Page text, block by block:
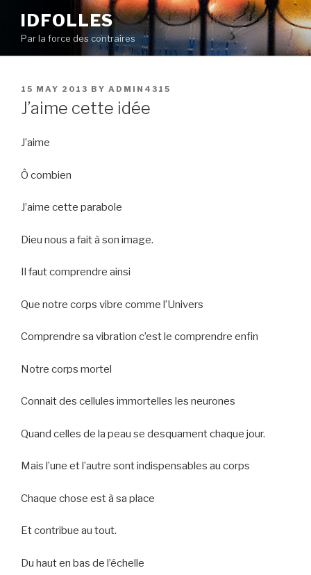
content
IDFOLLES
Par la force des contraires
POSTED
ON
15 MAY 2013 BY ADMIN4315
J’aime cette idée
J’aime
Ô combien
J’aime cette parabole
Dieu nous a fait à son image.
Il faut comprendre ainsi
Que notre corps vibre comme l’Univers
Comprendre sa vibration c’est le comprendre enfin
Notre corps mortel
Connait des cellules immortelles les neurones
Quand celles de la peau se desquament chaque jour.
Mais l’une et l’autre sont indispensables au corps
Chaque chose est à sa place
Et contribue au tout.
Du haut en bas de l’échelle